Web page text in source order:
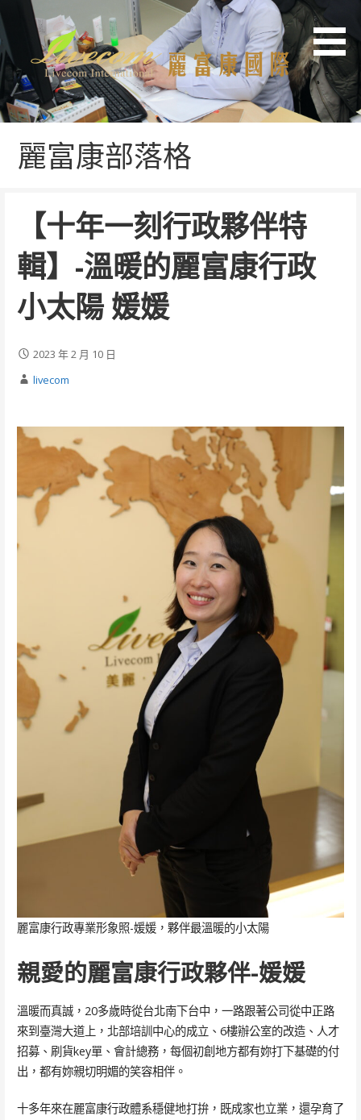
至
主
要
內
容 麗富康行政人才招募網站
麗富康行政人才招募-有發展性的行政工作
麗富康部落格
【十年一刻行政夥伴特
輯】-溫暖的麗富康行政
小太陽 媛媛
2023 年 2 月 10 日
livecom
麗富康行政專業形象照-媛媛，夥伴最溫暖的小太陽
親愛的麗富康行政夥伴-媛媛
溫暖而真誠，20多歲時從台北南下台中，一路跟著公司從中正路
來到臺灣大道上，北部培訓中心的成立、6樓辦公室的改造、人才
招募、刷貨key單、會計總務，每個初創地方都有妳打下基礎的付
出，都有妳親切明媚的笑容相伴。
十多年來在麗富康行政體系穩健地打拚，既成家也立業，還孕育了